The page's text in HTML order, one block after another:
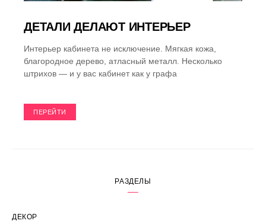
ДЕТАЛИ ДЕЛАЮТ ИНТЕРЬЕР
Интерьер кабинета не исключение. Мягкая кожа,
благородное дерево, атласный металл. Несколько
штрихов — и у вас кабинет как у графа
ПЕРЕЙТИ
РАЗДЕЛЫ
ДЕКОР